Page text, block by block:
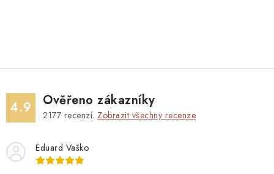
4.9 Ověřeno zákazníky
2177 recenzí. Zobrazit všechny recenze
Eduard Vaško